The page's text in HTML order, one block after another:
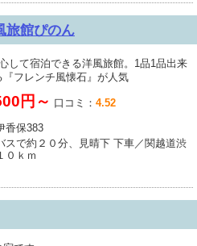
館ぴのん
して宿泊できる洋風旅館。1品1品出来
『フレンチ風懐石』が人気
円～ 口コミ： 4.52
香保383
スで約２０分、見晴下 下車／関越道渋
０ｋｍ